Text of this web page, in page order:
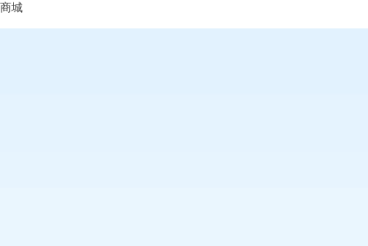
商城